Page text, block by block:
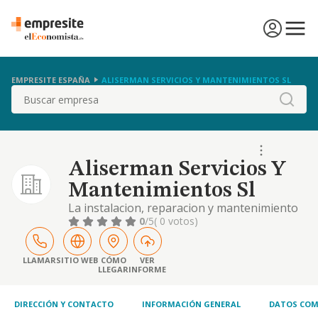
EMPRESITE ESPAÑA ALISERMAN SERVICIOS Y MANTENIMIENTOS SL
Buscar
Aliserman Servicios Y
Mantenimientos Sl
La instalacion, reparacion y mantenimiento
de aparatos de frio, calor, climatizacion en
general, calderas y bombas de agua.-
instalaciones electricas en general, asi como
la reparacion y mantenimiento de redes
electricas
0/5( 0 votos)
LLAMARSITIO WEB CÓMO
LLEGAR
VER
INFORME
DIRECCIÓN Y CONTACTO INFORMACIÓN GENERAL DATOS